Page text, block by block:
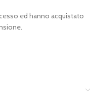
ed hanno acquistato